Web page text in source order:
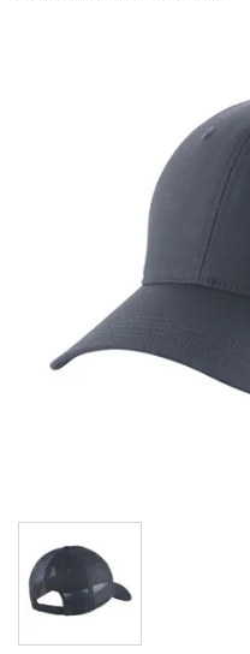
SLEVY A VÝPRODEJ
LIMITOVANÉ EDICE